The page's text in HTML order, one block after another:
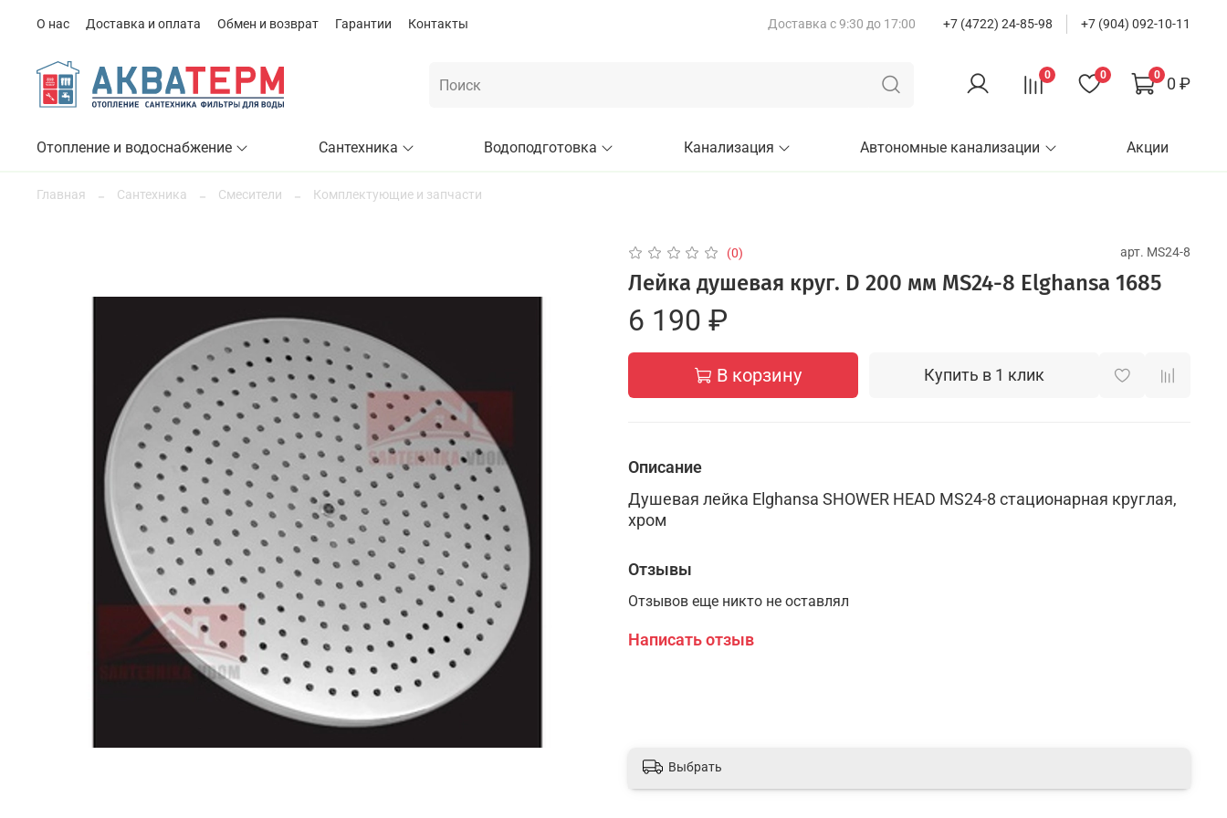
О нас Доставка и оплата Обмен и возврат Гарантии Контакты Доставка с 9:30 до 17:00 +7 (4722) 24-85-98 +7 (904) 092-10-11
0 0 0 0 ₽
Отопление и водоснабжение Сантехника Водоподготовка Канализация Автономные канализации Акции
Главная Сантехника Смесители Комплектующие и запчасти
(0) арт. MS24-8
Лейка душевая круг. D 200 мм MS24-8 Elghansa 1685
6 190 ₽
В корзину Купить в 1 клик
Описание
Душевая лейка Elghansa SHOWER HEAD MS24-8 стационарная круглая,
хром
Отзывы
Отзывов еще никто не оставлял
Написать отзыв
Выбрать